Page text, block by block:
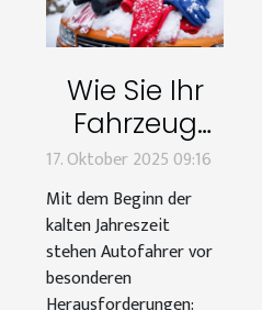
Wie Sie Ihr
Fahrzeug
optimal für
den Winter
vorbereiten
17. Oktober 2025 09:16
Mit dem Beginn der
kalten Jahreszeit
stehen Autofahrer vor
besonderen